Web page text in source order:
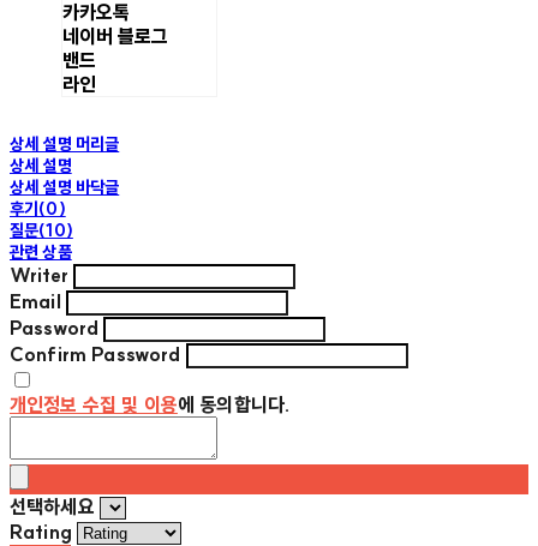
카카오톡
네이버 블로그
밴드
라인
상세 설명 머리글
상세 설명
상세 설명 바닥글
후기(0)
질문(10)
관련 상품
Writer
Email
Password
Confirm Password
개인정보 수집 및 이용에 동의합니다.
선택하세요
Rating